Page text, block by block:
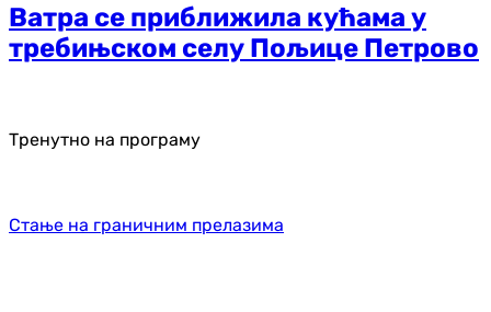
Ватра се приближила кућама у
требињском селу Пољице Петрово
Тренутно на програму
Стање на граничним прелазима